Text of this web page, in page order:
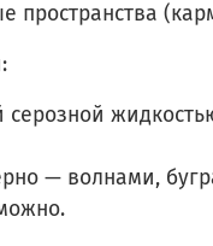
пространства
— волнами,